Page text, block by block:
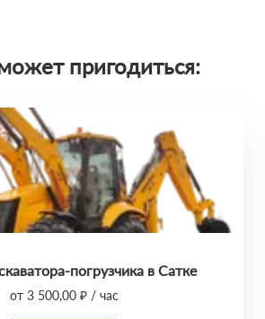
пригодиться:
погрузчика в Сатке
от 3 500,00 ₽ / час